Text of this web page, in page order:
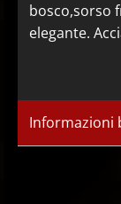
bosco,sorso
elegante.
Informazioni